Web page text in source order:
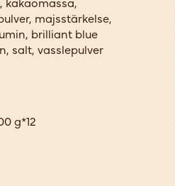
majsstärkelse,
brilliant blue
salt, vasslepulver
g*12